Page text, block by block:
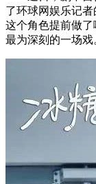
了环球网娱乐记
这个角色提前做了
最为深刻的一场戏